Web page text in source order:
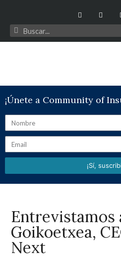
¡Únete a Community of
¡Sí,
Entrevistamos
Goikoetxea,
Next